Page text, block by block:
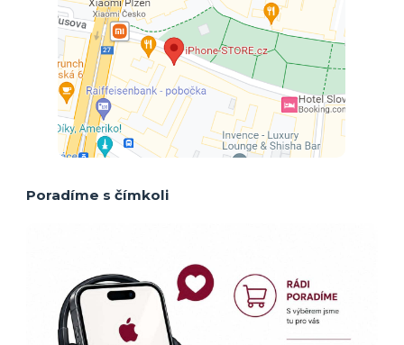
Poradíme s čímkoli